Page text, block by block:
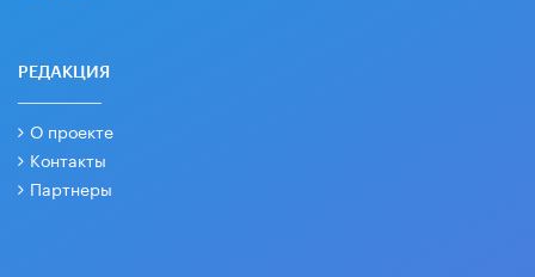
РЕДАКЦИЯ
О проекте
Контакты
Партнеры